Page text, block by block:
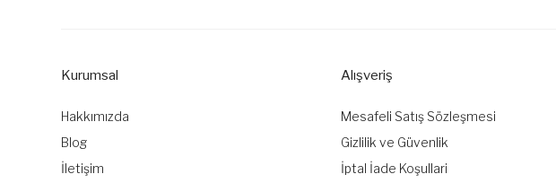
Kurumsal
Hakkımızda
Blog
İletişim
Alışveriş
Mesafeli Satış Sözleşmesi
Gizlilik ve Güvenlik
İptal İade Koşullari